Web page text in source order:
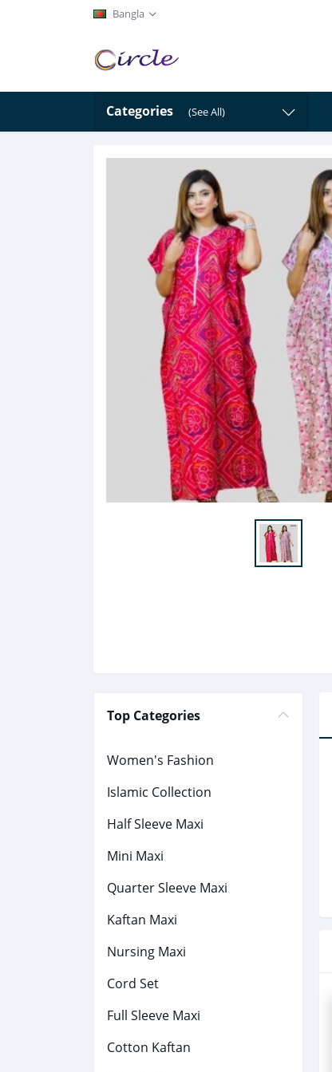
Bangla
Categories (See All)
Top Categories
Women's Fashion
Islamic Collection
Half Sleeve Maxi
Mini Maxi
Quarter Sleeve Maxi
Kaftan Maxi
Nursing Maxi
Cord Set
Full Sleeve Maxi
Cotton Kaftan